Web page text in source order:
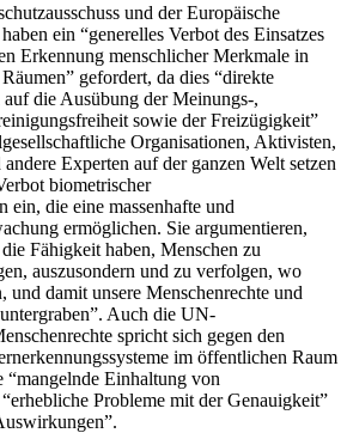
und der Europäische
ein “generelles Verbot des Einsatzes
Erkennung menschlicher Merkmale in
gefordert, da dies “direkte
die Ausübung der Meinungs-,
sowie der Freizügigkeit”
Organisationen, Aktivisten,
Experten auf der ganzen Welt setzen
biometrischer
ein, die eine massenhafte und
ermöglichen. Sie argumentieren,
Fähigkeit haben, Menschen zu
auszusondern und zu verfolgen, wo
und damit unsere Menschenrechte und
Auch die UN-
spricht sich gegen den
im öffentlichen Raum
“mangelnde Einhaltung von
Probleme mit der Genauigkeit”